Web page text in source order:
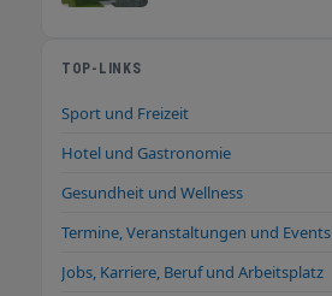
TOP-LINKS
Sport und Freizeit
Hotel und Gastronomie
Gesundheit und Wellness
Termine, Veranstaltungen und Events
Jobs, Karriere, Beruf und Arbeitsplatz